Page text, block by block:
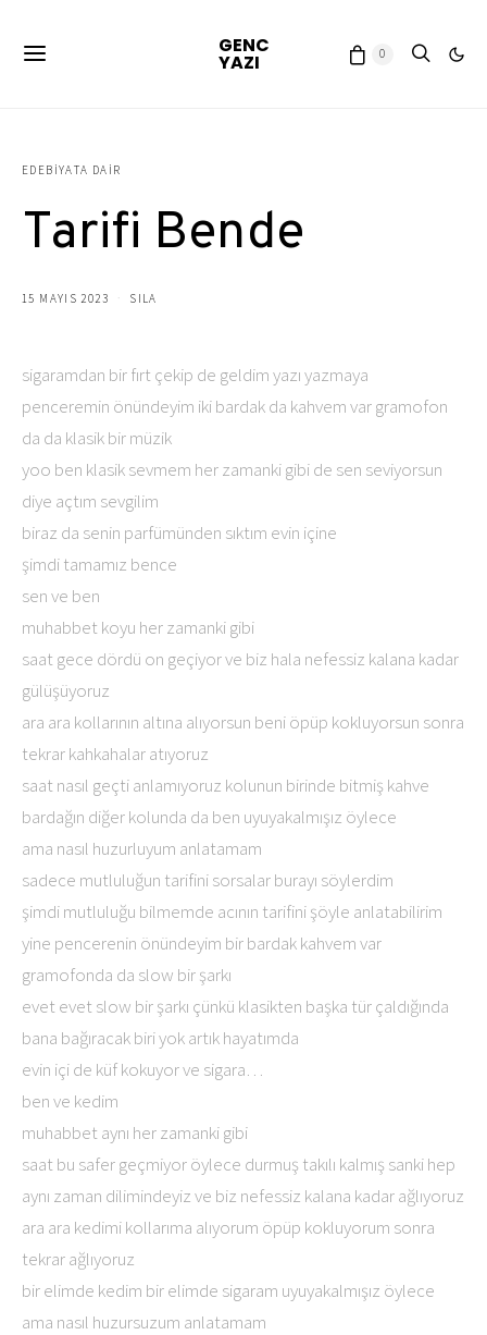
GENC
YAZI 0
EDEBIYATA DAIR
Tarifi Bende
15 MAYIS 2023 SILA
sigaramdan bir fırt çekip de geldim yazı yazmaya
penceremin önündeyim iki bardak da kahvem var gramofon
da da klasik bir müzik
yoo ben klasik sevmem her zamanki gibi de sen seviyorsun
diye açtım sevgilim
biraz da senin parfümünden sıktım evin içine
şimdi tamamız bence
sen ve ben
muhabbet koyu her zamanki gibi
saat gece dördü on geçiyor ve biz hala nefessiz kalana kadar
gülüşüyoruz
ara ara kollarının altına alıyorsun beni öpüp kokluyorsun sonra
tekrar kahkahalar atıyoruz
saat nasıl geçti anlamıyoruz kolunun birinde bitmiş kahve
bardağın diğer kolunda da ben uyuyakalmışız öylece
ama nasıl huzurluyum anlatamam
sadece mutluluğun tarifini sorsalar burayı söylerdim
şimdi mutluluğu bilmemde acının tarifini şöyle anlatabilirim
yine pencerenin önündeyim bir bardak kahvem var
gramofonda da slow bir şarkı
evet evet slow bir şarkı çünkü klasikten başka tür çaldığında
bana bağıracak biri yok artık hayatımda
evin içi de küf kokuyor ve sigara…
ben ve kedim
muhabbet aynı her zamanki gibi
saat bu safer geçmiyor öylece durmuş takılı kalmış sanki hep
aynı zaman dilimindeyiz ve biz nefessiz kalana kadar ağlıyoruz
ara ara kedimi kollarıma alıyorum öpüp kokluyorum sonra
tekrar ağlıyoruz
bir elimde kedim bir elimde sigaram uyuyakalmışız öylece
ama nasıl huzursuzum anlatamam